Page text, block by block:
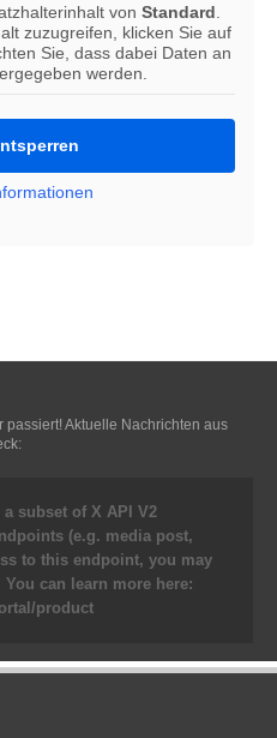
von Standard
zuzugreifen, klicken Sie auf
Sie, dass dabei Daten an
werden.
passiert! Aktuelle Nachrichten aus
subset of X API V2
(e.g. media post,
to this endpoint, you may
can learn more here:
product